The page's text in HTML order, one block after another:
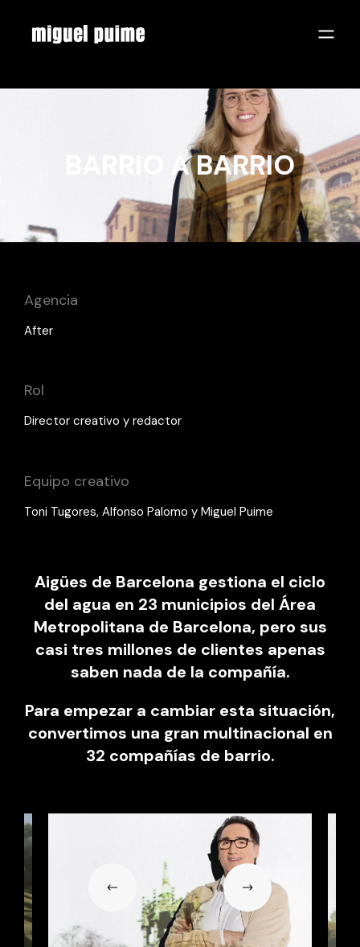
BARRIO A BARRIO
Agencia
After
Rol
Director creativo y redactor
Equipo creativo
Toni Tugores, Alfonso Palomo y Miguel Puime
Aigües de Barcelona gestiona el ciclo
del agua en 23 municipios del Área
Metropolitana de Barcelona, pero sus
casi tres millones de clientes apenas
saben nada de la compañía.
Para empezar a cambiar esta situación,
convertimos una gran multinacional en
32 compañías de barrio.